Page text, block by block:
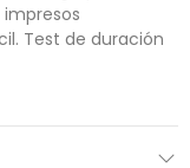
Test de duración